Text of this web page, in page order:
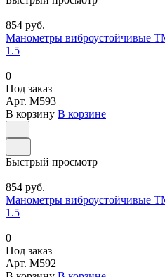
854 руб.
Манометры виброустойчивые
1.5
0
Под заказ
Арт. M593
В корзину В корзине
Быстрый просмотр
854 руб.
Манометры виброустойчивые
1.5
0
Под заказ
Арт. M592